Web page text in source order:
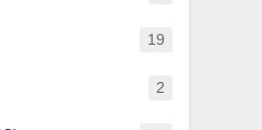
19
2